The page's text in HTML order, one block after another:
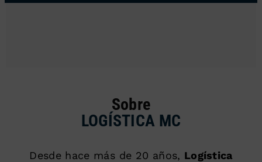
Sobre
LOGÍSTICA MC
Desde hace más de 20 años, Logística